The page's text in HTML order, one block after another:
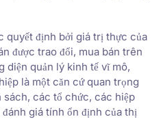
quyết định bởi giá trị thực của
được trao đổi, mua bán trên
diện quản lý kinh tế vĩ mô,
là một căn cứ quan trọng
các tổ chức, các hiệp
giá tính ổn định của thị